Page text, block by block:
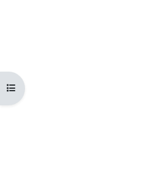
Open course index